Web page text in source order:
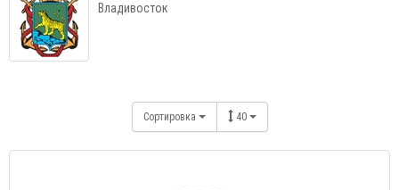
Владивосток
Сортировка 40